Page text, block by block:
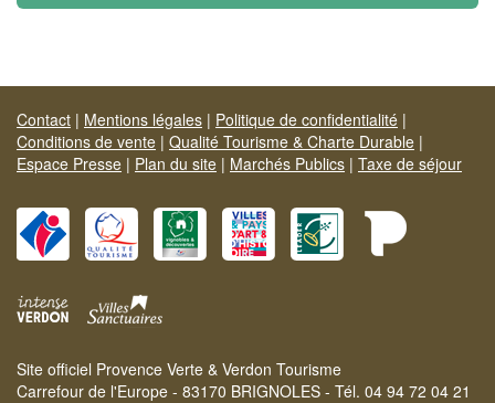
Contact | Mentions légales | Politique de confidentialité |
Conditions de vente | Qualité Tourisme & Charte Durable |
Espace Presse | Plan du site | Marchés Publics | Taxe de séjour
Site officiel Provence Verte & Verdon Tourisme
Carrefour de l'Europe - 83170 BRIGNOLES - Tél. 04 94 72 04 21